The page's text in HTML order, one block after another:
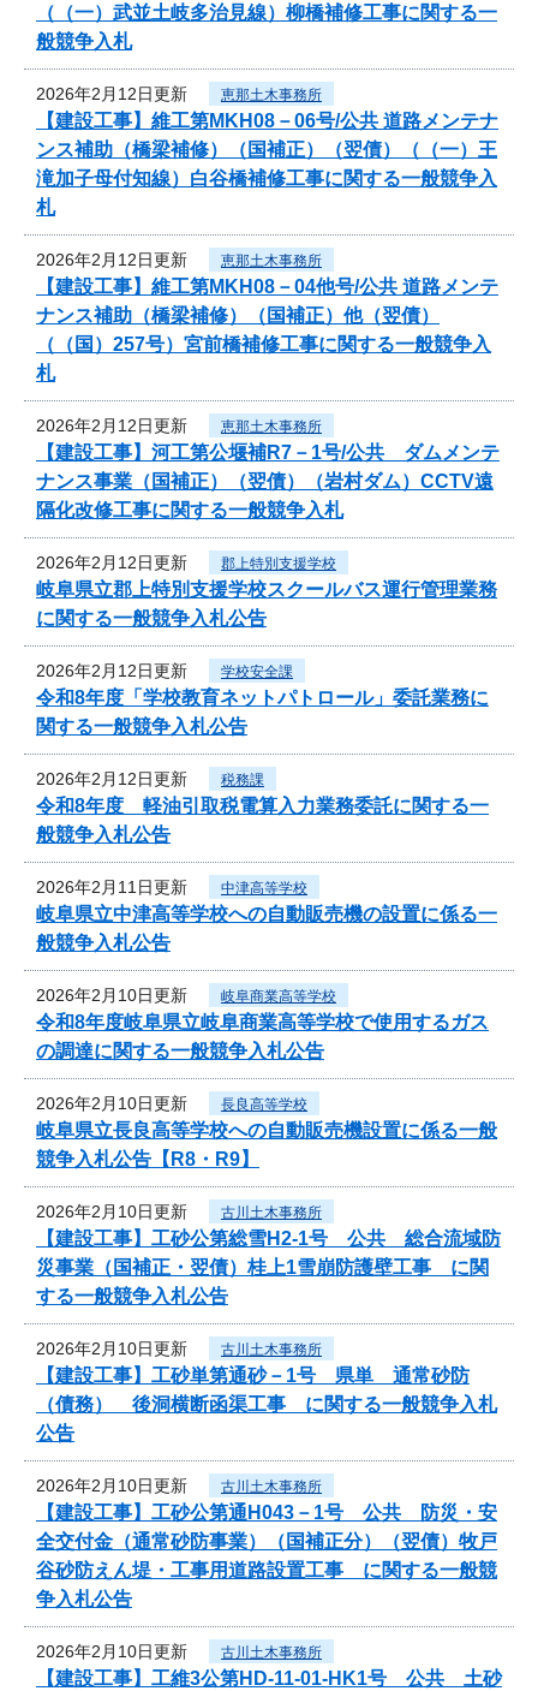
（（一）武並土岐多治見線）柳橋補修工事に関する一
般競争入札
2026年2月12日更新 恵那土木事務所
【建設工事】維工第MKH08－06号/公共 道路メンテナ
ンス補助（橋梁補修）（国補正）（翌債）（（一）王
滝加子母付知線）白谷橋補修工事に関する一般競争入
札
2026年2月12日更新 恵那土木事務所
【建設工事】維工第MKH08－04他号/公共 道路メンテ
ナンス補助（橋梁補修）（国補正）他（翌債）
（（国）257号）宮前橋補修工事に関する一般競争入
札
2026年2月12日更新 恵那土木事務所
【建設工事】河工第公堰補R7－1号/公共 ダムメンテ
ナンス事業（国補正）（翌債）（岩村ダム）CCTV遠
隔化改修工事に関する一般競争入札
2026年2月12日更新 郡上特別支援学校
岐阜県立郡上特別支援学校スクールバス運行管理業務
に関する一般競争入札公告
2026年2月12日更新 学校安全課
令和8年度「学校教育ネットパトロール」委託業務に
関する一般競争入札公告
2026年2月12日更新 税務課
令和8年度 軽油引取税電算入力業務委託に関する一
般競争入札公告
2026年2月11日更新 中津高等学校
岐阜県立中津高等学校への自動販売機の設置に係る一
般競争入札公告
2026年2月10日更新 岐阜商業高等学校
令和8年度岐阜県立岐阜商業高等学校で使用するガス
の調達に関する一般競争入札公告
2026年2月10日更新 長良高等学校
岐阜県立長良高等学校への自動販売機設置に係る一般
競争入札公告【R8・R9】
2026年2月10日更新 古川土木事務所
【建設工事】工砂公第総雪H2-1号 公共 総合流域防
災事業（国補正・翌債）桂上1雪崩防護壁工事 に関
する一般競争入札公告
2026年2月10日更新 古川土木事務所
【建設工事】工砂単第通砂－1号 県単 通常砂防
（債務） 後洞横断函渠工事 に関する一般競争入札
公告
2026年2月10日更新 古川土木事務所
【建設工事】工砂公第通H043－1号 公共 防災・安
全交付金（通常砂防事業）（国補正分）（翌債）牧戸
谷砂防えん堤・工事用道路設置工事 に関する一般競
争入札公告
2026年2月10日更新 古川土木事務所
【建設工事】工維3公第HD-11-01-HK1号 公共 土砂